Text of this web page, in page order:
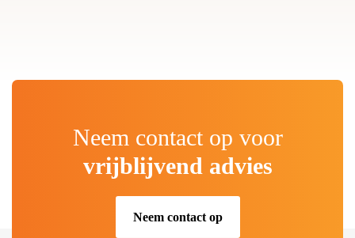
Neem contact op voor
vrijblijvend advies
Neem contact op